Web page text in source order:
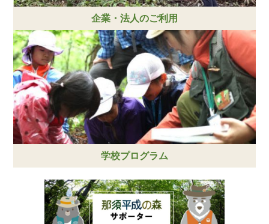
企業・法人のご利用
学校プログラム